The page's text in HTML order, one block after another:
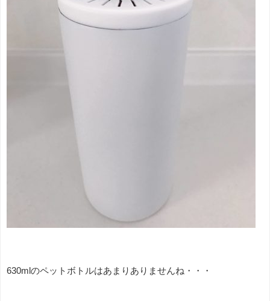
630mlのペットボトルはあまりありませんね・・・